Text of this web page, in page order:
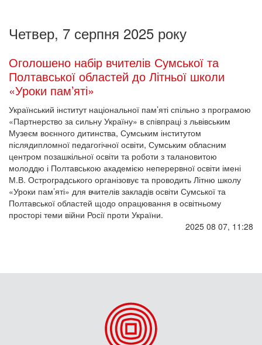
Четвер, 7 серпня 2025 року
Оголошено набір вчителів Сумської та
Полтавської областей до Літньої школи
«Уроки пам’яті»
Український інститут національної пам’яті спільно з програмою
«Партнерство за сильну Україну» в співпраці з львівським
Музеєм воєнного дитинства, Сумським інститутом
післядипломної педагогічної освіти, Сумським обласним
центром позашкільної освіти та роботи з талановитою
молоддю і Полтавською академією неперервної освіти імені
М.В. Остроградського організовує та проводить Літню школу
«Уроки пам’яті» для вчителів закладів освіти Сумської та
Полтавської областей щодо опрацювання в освітньому
просторі теми війни Росії проти України.
2025 08 07, 11:28